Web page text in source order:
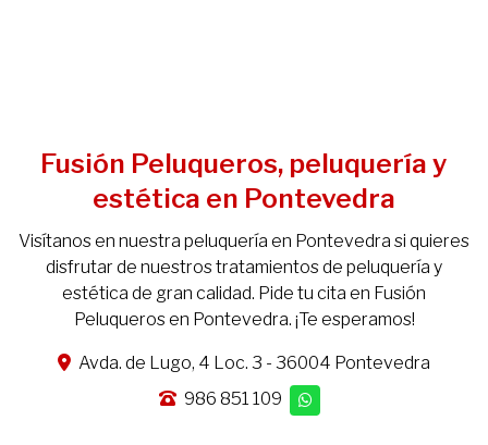
Fusión Peluqueros, peluquería y
estética en Pontevedra
Visítanos en nuestra peluquería en Pontevedra si quieres
disfrutar de nuestros tratamientos de peluquería y
estética de gran calidad. Pide tu cita en Fusión
Peluqueros en Pontevedra. ¡Te esperamos!
Avda. de Lugo, 4 Loc. 3 - 36004 Pontevedra
986 851 109